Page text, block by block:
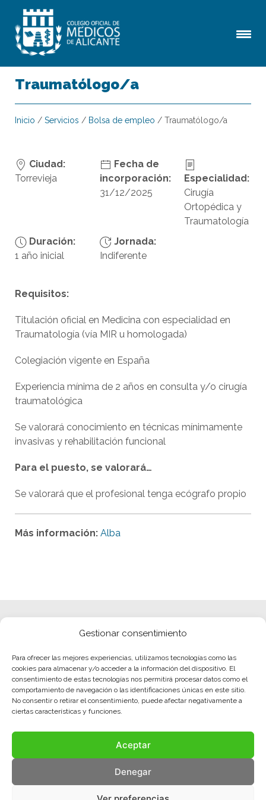
Gestionar consentimiento
Para ofrecer las mejores experiencias, utilizamos tecnologías como las
cookies para almacenar y/o acceder a la información del dispositivo. El
consentimiento de estas tecnologías nos permitirá procesar datos como el
comportamiento de navegación o las identificaciones únicas en este sitio.
No consentir o retirar el consentimiento, puede afectar negativamente a
ciertas características y funciones.
Aceptar
Denegar
Traumatólogo/a
Inicio / Servicios / Bolsa de empleo / Traumatólogo/a
Ciudad:
Torrevieja
Fecha de
incorporación:
31/12/2025
Especialidad:
Cirugía
Ortopédica y
Traumatología
Duración:
1 año inicial
Jornada:
Indiferente
Requisitos:
Titulación oficial en Medicina con especialidad en
Traumatología (vía MIR u homologada)
Colegiación vigente en España
Experiencia mínima de 2 años en consulta y/o cirugía
traumatológica
Se valorará conocimiento en técnicas mínimamente
invasivas y rehabilitación funcional
Para el puesto, se valorará…
Se valorará que el profesional tenga ecógrafo propio
Más información: Alba